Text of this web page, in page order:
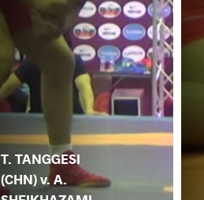
T. TANGGESI
(CHN) v. A.